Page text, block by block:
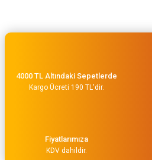
4000 TL Altındaki Sepetlerde
Kargo Ücreti 190 TL'dir.
Fiyatlarımıza
KDV dahildir.